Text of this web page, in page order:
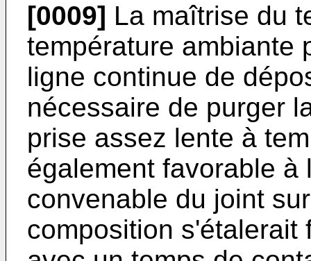
[0009] La maîtrise du
température ambiante
ligne continue de
nécessaire de purger
prise assez lente à
également favorable à
convenable du joint
composition s'étalerait